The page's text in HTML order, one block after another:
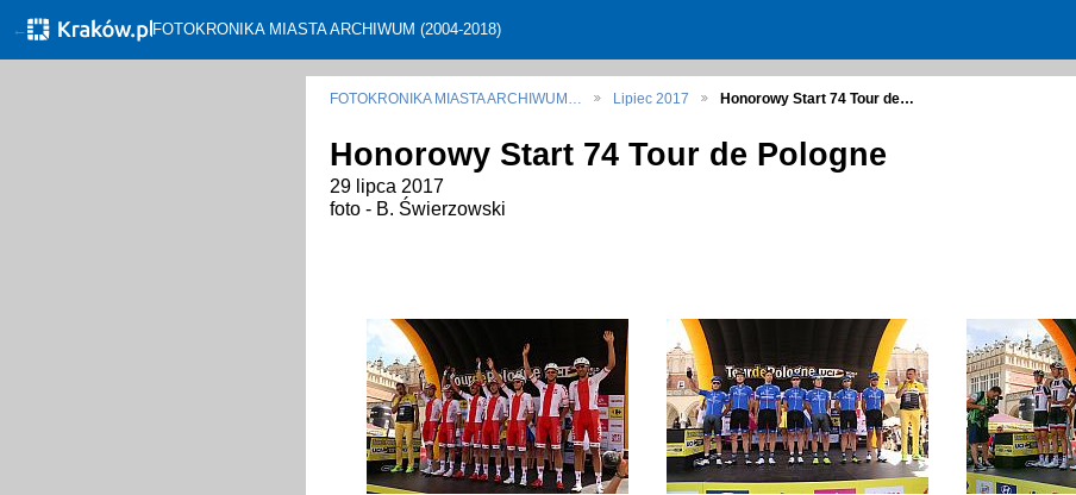
← FOTOKRONIKA MIASTA ARCHIWUM (2004-2018)
FOTOKRONIKA MIASTA ARCHIWUM… Lipiec 2017 Honorowy Start 74 Tour de…
Honorowy Start 74 Tour de Pologne
29 lipca 2017
foto - B. Świerzowski